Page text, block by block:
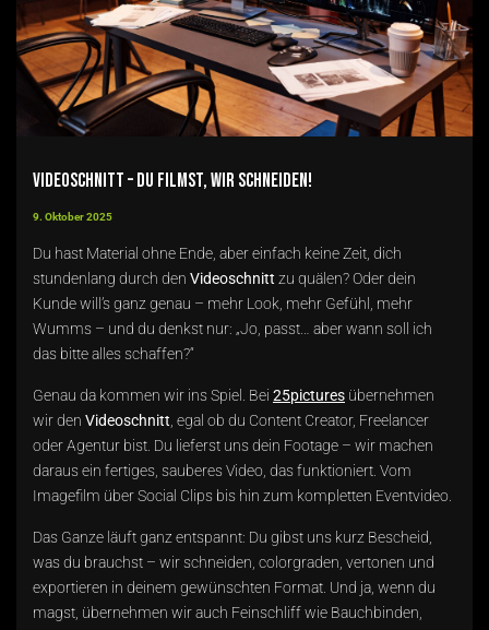
Videoschnitt – du filmst, wir schneiden!
9. Oktober 2025
Du hast Material ohne Ende, aber einfach keine Zeit, dich
stundenlang durch den Videoschnitt zu quälen? Oder dein
Kunde will’s ganz genau – mehr Look, mehr Gefühl, mehr
Wumms – und du denkst nur: „Jo, passt… aber wann soll ich
das bitte alles schaffen?“
Genau da kommen wir ins Spiel. Bei 25pictures übernehmen
wir den Videoschnitt, egal ob du Content Creator, Freelancer
oder Agentur bist. Du lieferst uns dein Footage – wir machen
daraus ein fertiges, sauberes Video, das funktioniert. Vom
Imagefilm über Social Clips bis hin zum kompletten Eventvideo.
Das Ganze läuft ganz entspannt: Du gibst uns kurz Bescheid,
was du brauchst – wir schneiden, colorgraden, vertonen und
exportieren in deinem gewünschten Format. Und ja, wenn du
magst, übernehmen wir auch Feinschliff wie Bauchbinden,